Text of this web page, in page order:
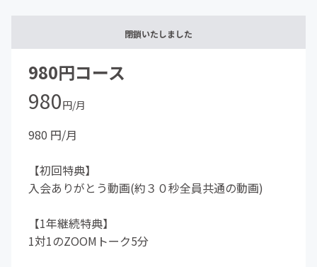
閉鎖いたしました
980円コース
980円/月
980 円/月
【初回特典】
入会ありがとう動画(約３０秒全員共通の動画)
【1年継続特典】
1対1のZOOMトーク5分